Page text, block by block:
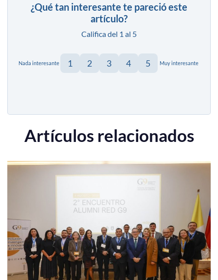
¿Qué tan interesante te pareció este
artículo?
Califica del 1 al 5
Nada interesante 1 2 3 4 5 Muy interesante
Artículos relacionados